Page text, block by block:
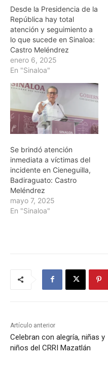
Desde la Presidencia de la
República hay total
atención y seguimiento a
lo que sucede en Sinaloa:
Castro Meléndrez
enero 6, 2025
En "Sinaloa"
Se brindó atención
inmediata a víctimas del
incidente en Cieneguilla,
Badiraguato: Castro
Meléndrez
mayo 7, 2025
En "Sinaloa"
Artículo anterior
Celebran con alegría, niñas y
niños del CRRI Mazatlán